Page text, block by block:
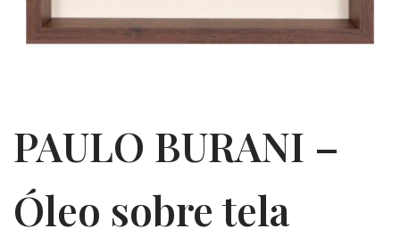
PAULO BURANI –
Óleo sobre tela